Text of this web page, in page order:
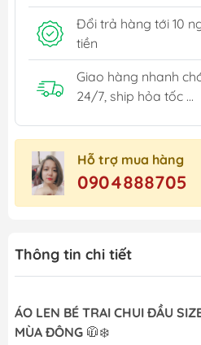
Đổi trả hàng tới 10
tiền
Giao hàng nhanh
24/7, ship hỏa tốc ...
Hỗ trợ mua hàng
0904888705
Thông tin chi tiết
ÁO LEN BÉ TRAI CHUI ĐẦU
MÙA ĐÔNG 🧥❄️